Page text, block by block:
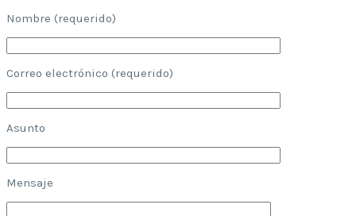
Nombre (requerido)
Correo electrónico (requerido)
Asunto
Mensaje